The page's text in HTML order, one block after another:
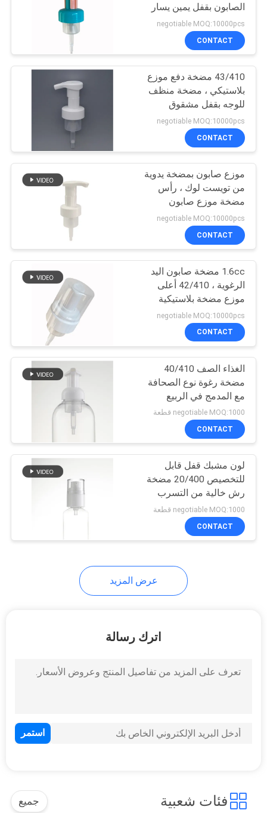
PRIVACY
POLICY
موزع الصابون السائل
31
مضخة رش فوهة
طويلة
13
مضخة مطهر اليد
جالون
10
مضخة موزع الصابون
الرغوي
17
مضخة زيت بلاستيكية
ناعم
الصابون بقفل يمين يسار
negotiable MOQ:10000pcs
CONTACT
43/410 مضخة دفع موزع
بلاستيكي ، مضخة منظف
للوجه بقفل مشقوق
negotiable MOQ:10000pcs
CONTACT
موزع صابون بمضخة يدوية
من تويست لوك ، رأس
مضخة موزع صابون
ISO9001
negotiable MOQ:10000pcs
CONTACT
1.6cc مضخة صابون اليد
الرغوية ، 42/410 أعلى
موزع مضخة بلاستيكية
negotiable MOQ:10000pcs
CONTACT
الغذاء الصف 40/410
مضخة رغوة نوع الصحافة
مع المدمج في الربيع
للاستخدام الفندقي
negotiable MOQ:1000 قطعة
CONTACT
لون مشبك قفل قابل
للتخصيص 20/400 مضخة
رش خالية من التسرب
لغسل اليدين
negotiable MOQ:1000 قطعة
CONTACT
عرض المزيد
اترك رسالة
فئات شعبية جميع